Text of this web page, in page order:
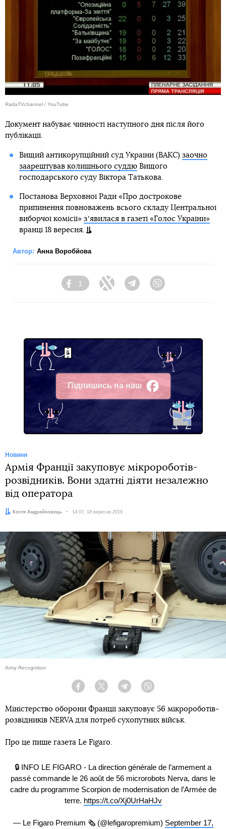
RadaTVchannel / YouTube
Документ набуває чинності наступного дня після його
публікації.
Вищий антикорупційний суд України (ВАКС) заочно
заарештував колишнього суддюВищого
господарського суду Віктора Татькова.
Постанова Верховної Ради «Про дострокове
припинення повноважень всього складу Центральної
виборчої комісії» зʼявилася в газеті «Голос України»
вранці 18 вересня.
Автор: Анна Воробйова
Facebook
1
Twitter TelegramViber
Підпишись на наш
Facebook
Новини
Армія Франції закуповує мікророботів-
розвідників. Вони здатні діяти незалежно
від оператора
Автор:Костя Андрейковець Дата:
14:07, 18 вересня 2019
Army Recognition
Facebook Twitter Telegram
Міністерство оборони Франції закуповує 56 мікророботів-
розвідників NERVA для потреб сухопутних військ.
Про це пише газета Le Figaro.
🔒 INFO LE FIGARO - La direction générale de l’armement a
passé commande le 26 août de 56 microrobots Nerva, dans le
cadre du programme Scorpion de modernisation de l’Armée de
terre. https://t.co/Xj0UrHaHJv
— Le Figaro Premium 🗞 (@lefigaropremium) September 17,